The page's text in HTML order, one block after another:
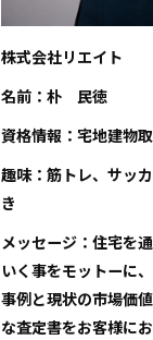
株式会社リエイト
名前：朴 民徳
資格情報：宅地建物
趣味：筋トレ、サッ
き
メッセージ：住宅を
いく事をモットーに
事例と現状の市場価
な査定書をお客様に